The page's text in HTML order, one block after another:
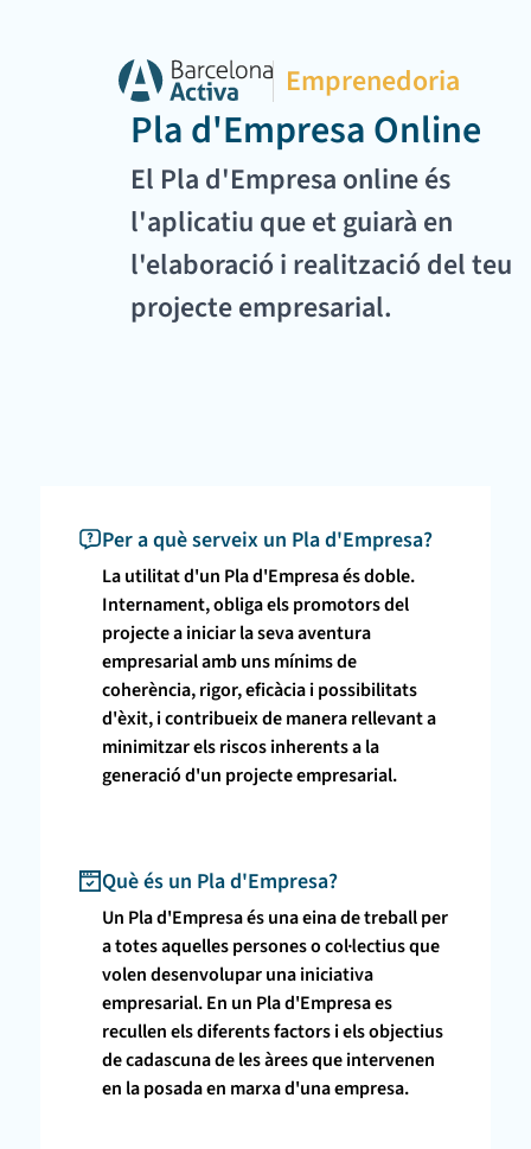
Emprenedoria
Pla d'Empresa Online
El Pla d'Empresa online és
l'aplicatiu que et guiarà en
l'elaboració i realització del teu
projecte empresarial.
Per a què serveix un Pla d'Empresa?
La utilitat d'un Pla d'Empresa és doble.
Internament, obliga els promotors del
projecte a iniciar la seva aventura
empresarial amb uns mínims de
coherència, rigor, eficàcia i possibilitats
d'èxit, i contribueix de manera rellevant a
minimitzar els riscos inherents a la
generació d'un projecte empresarial.
Què és un Pla d'Empresa?
Un Pla d'Empresa és una eina de treball per
a totes aquelles persones o col·lectius que
volen desenvolupar una iniciativa
empresarial. En un Pla d'Empresa es
recullen els diferents factors i els objectius
de cadascuna de les àrees que intervenen
en la posada en marxa d'una empresa.